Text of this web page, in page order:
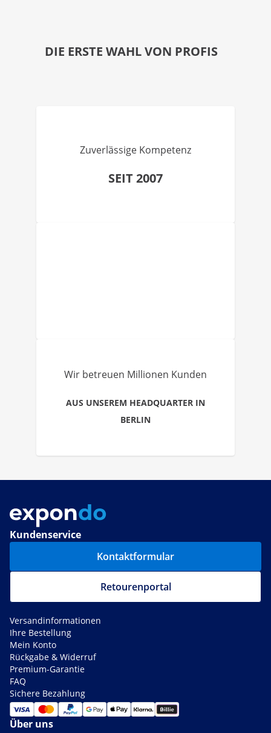
DIE ERSTE WAHL VON PROFIS
Zuverlässige Kompetenz
SEIT 2007
Wir betreuen Millionen Kunden
AUS UNSEREM HEADQUARTER IN
BERLIN
Kundenservice
Kontaktformular
Retourenportal
Versandinformationen
Ihre Bestellung
Mein Konto
Rückgabe & Widerruf
Premium-Garantie
FAQ
Sichere Bezahlung
Über uns